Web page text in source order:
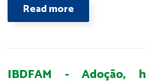
Read more
IBDFAM - Adoção,